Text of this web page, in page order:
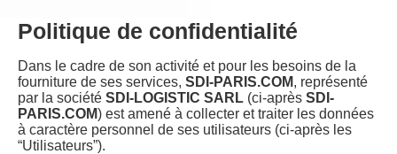
Politique de confidentialité
Dans le cadre de son activité et pour les besoins de la
fourniture de ses services, SDI-PARIS.COM, représenté
par la société SDI-LOGISTIC SARL (ci-après SDI-
PARIS.COM) est amené à collecter et traiter les données
à caractère personnel de ses utilisateurs (ci-après les
“Utilisateurs”).